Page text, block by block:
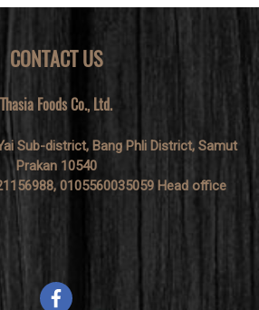
CONTACT US
Thasia Foods Co., Ltd.
Sub-district, Bang Phli District, Samut
Prakan 10540
0105560035059 Head office